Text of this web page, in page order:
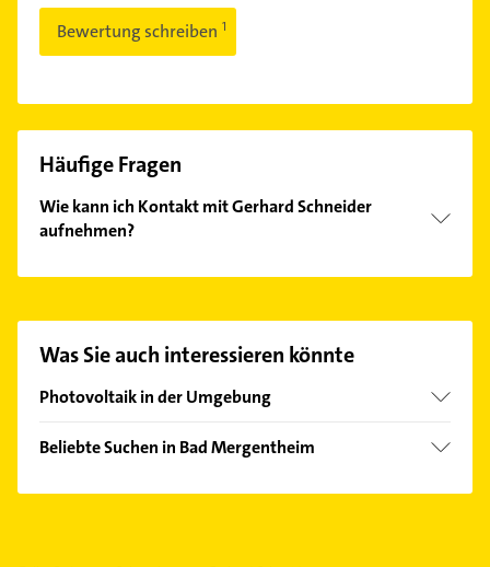
Bewertung schreiben
Häufige Fragen
Wie kann ich Kontakt mit Gerhard Schneider
aufnehmen?
finden Sie alleKontaktdaten.
Was Sie auch interessieren könnte
Photovoltaik in der Umgebung
Weikersheim
Buchen (Odenwald)
Beliebte Suchen in Bad Mergentheim